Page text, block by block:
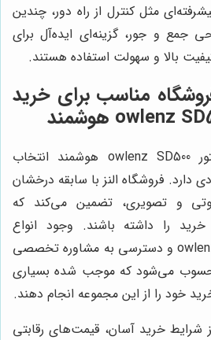
مثل کنترل از راه دور، چندین
جمع و جور، گزینه‌ای ایده‌آل برای
بالا و سهولت استفاده هستند.
مناسب برای خرید
برای خرید ویدئو پروژکتور owlenz SD500 هوشمند انتخاب
دارد. فروشگاه النز با سابقه درخشان
و تصویری، تضمین می‌کند که
را داشته باشند. وجود انواع
مدل‌های ویدئو پروژکتور owlenz و دسترسی به مشاوره تخصصی
محسوب می‌شود که موجب شده بسیاری
خود را از این مجموعه انجام دهند.
شرایط خرید آسان، قیمت‌های رقابتی